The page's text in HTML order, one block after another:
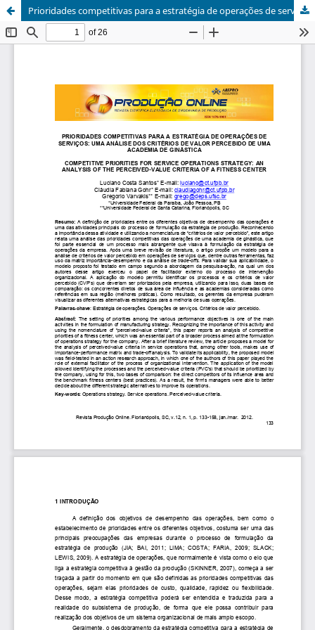
Prioridades competitivas para a estratégia de operações de serviços: uma análise dos critérios de valor percebido de uma academia de ginástica